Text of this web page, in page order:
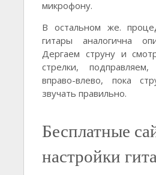
микрофону.
В остальном же.
гитары аналогична
Дергаем струну и
стрелки,
вправо-влево, пока
звучать правильно.
Бесплатные
настройки